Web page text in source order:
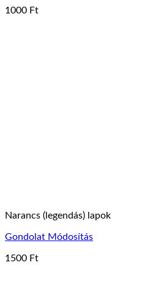
1000 Ft
Narancs (legendás) lapok
Gondolat Módosítás
1500 Ft